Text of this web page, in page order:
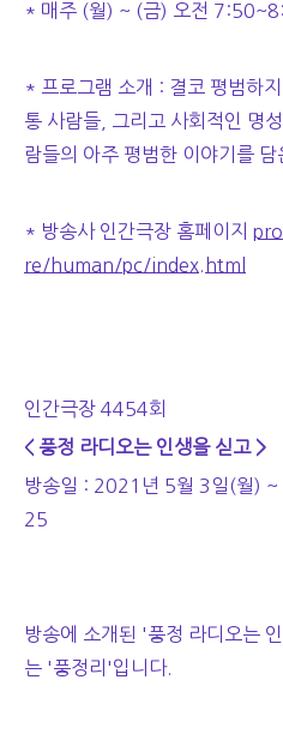
* 매주 (월) ~ (금) 오전
* 프로그램 소개 : 결코 평범하
통 사람들, 그리고 사회적인 명
람들의 아주 평범한 이야기를
* 방송사 인간극장 홈페이지
re/human/pc/index.html
인간극장 4454회
< 풍정 라디오는 인생을 싣고 >
방송일 : 2021년 5월 3일(월)
25
방송에 소개된 '풍정 라디오는
는 '풍정리'입니다.